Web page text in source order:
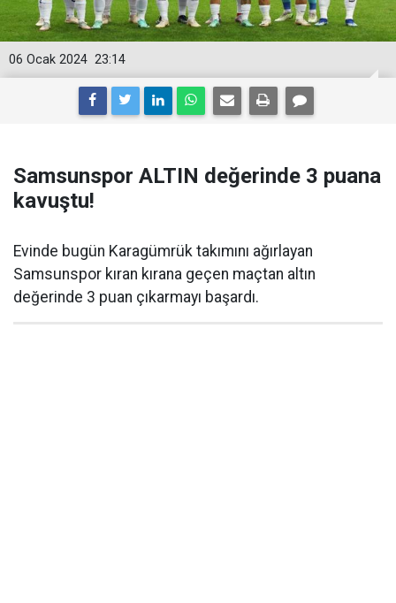
23:14
06 Ocak 2024
Samsunspor ALTIN değerinde 3 puana
kavuştu!
Evinde bugün Karagümrük takımını ağırlayan
Samsunspor kıran kırana geçen maçtan altın
değerinde 3 puan çıkarmayı başardı.